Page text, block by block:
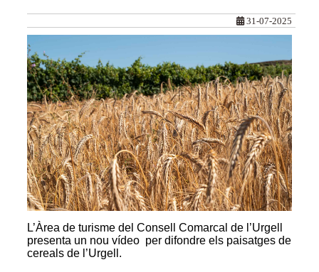
31-07-2025
L’Àrea de turisme del Consell Comarcal de l’Urgell
presenta un nou vídeo per difondre els paisatges de
cereals de l’Urgell.